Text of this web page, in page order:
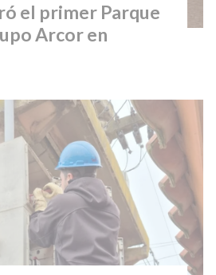
el primer Parque
Arcor en